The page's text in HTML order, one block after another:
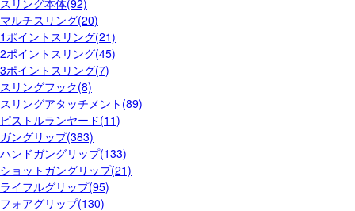
スリング本体(92)
マルチスリング(20)
1ポイントスリング(21)
2ポイントスリング(45)
3ポイントスリング(7)
スリングフック(8)
スリングアタッチメント(89)
ピストルランヤード(11)
ガングリップ(383)
ハンドガングリップ(133)
ショットガングリップ(21)
ライフルグリップ(95)
フォアグリップ(130)